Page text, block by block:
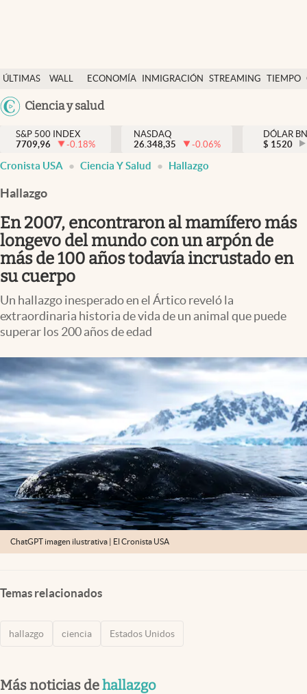
ÚLTIMAS
NOTICIAS
WALL
DÓLAR
ECONOMÍA INMIGRACIÓN STREAMING TIEMPO
México
Ciencia y salud
Finanzas y economía
Wall Street y dólar
Inmigración
Espiritual
Streaming
Lifestyle
S&P 500 INDEX
7709,96
-0.18%
NASDAQ
26.348,35
-0.06%
DÓLAR
$ 1520
Cronista USA Ciencia Y Salud Hallazgo
Hallazgo
En 2007, encontraron al mamífero más
longevo del mundo con un arpón de
más de 100 años todavía incrustado en
su cuerpo
Un hallazgo inesperado en el Ártico reveló la
extraordinaria historia de vida de un animal que puede
superar los 200 años de edad
ChatGPT imagen ilustrativa | El Cronista USA
Temas relacionados
hallazgo ciencia Estados Unidos
Más noticias dehallazgo